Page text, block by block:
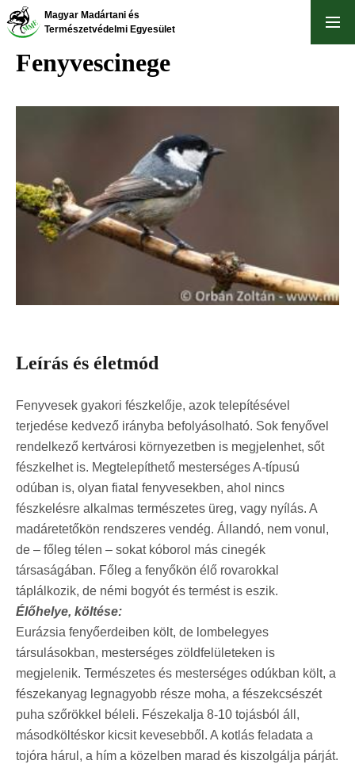
Ugrás
Magyar Madártani és
Természetvédelmi Egyesület
Fenyvescinege
Leírás és életmód
Fenyvesek gyakori fészkelője, azok telepítésével
terjedése kedvező irányba befolyásolható. Sok fenyővel
rendelkező kertvárosi környezetben is megjelenhet, sőt
fészkelhet is. Megtelepíthető mesterséges A-típusú
odúban is, olyan fiatal fenyvesekben, ahol nincs
fészkelésre alkalmas természetes üreg, vagy nyílás. A
madáretetőkön rendszeres vendég. Állandó, nem vonul,
de – főleg télen – sokat kóborol más cinegék
társaságában. Főleg a fenyőkön élő rovarokkal
táplálkozik, de némi bogyót és termést is eszik.
Élőhelye, költése:
Eurázsia fenyőerdeiben költ, de lombelegyes
társulásokban, mesterséges zöldfelületeken is
megjelenik. Természetes és mesterséges odúkban költ, a
fészekanyag legnagyobb része moha, a fészekcsészét
puha szőrökkel béleli. Fészekalja 8-10 tojásból áll,
másodköltéskor kicsit kevesebből. A kotlás feladata a
tojóra hárul, a hím a közelben marad és kiszolgálja párját.